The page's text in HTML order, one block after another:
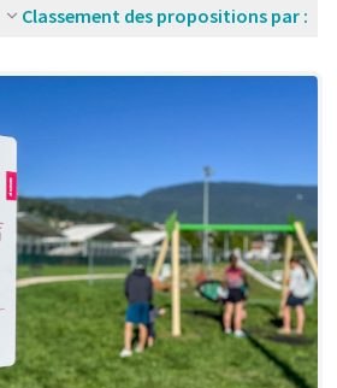
Classement des propositions par :